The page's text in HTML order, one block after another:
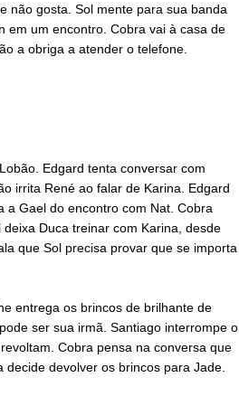
não gosta. Sol mente para sua banda
em um encontro. Cobra vai à casa de
a obriga a atender o telefone.
Edgard tenta conversar com
irrita René ao falar de Karina. Edgard
a Gael do encontro com Nat. Cobra
Duca treinar com Karina, desde
que Sol precisa provar que se importa
entrega os brincos de brilhante de
ser sua irmã. Santiago interrompe o
Cobra pensa na conversa que
devolver os brincos para Jade.